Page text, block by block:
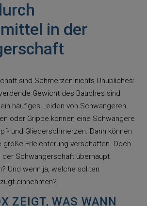
in der
sind Schmerzen nichts Unübliches:
Gewicht des Bauches sind
häufiges Leiden von Schwangeren.
oder Grippe können eine Schwangere
und Gliederschmerzen. Dann können
große Erleichterung verschaffen. Doch
der Schwangerschaft überhaupt
Und wenn ja, welche sollten
einnehmen?
ZEIGT, WAS WANN